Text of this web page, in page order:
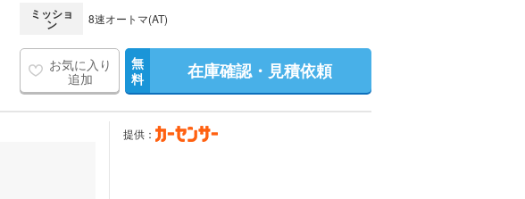
ミッショ
ン 8速オートマ(AT)
お気に入り
追加
無
料
在庫確認・見積依頼
提供：